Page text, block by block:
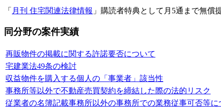
「 月刊 住宅関連法律情報 」購読者特典として月5通まで無償
同分野の案件実績
再販物件の掲載に関する許諾要否について
宅建業法49条の検討
収益物件を購入する個人の「事業者」該当性
事務所等以外で不動産売買契約を締結した際の法的リスク
従業者の名簿記載事務所以外の事務所での業務従事可否等に